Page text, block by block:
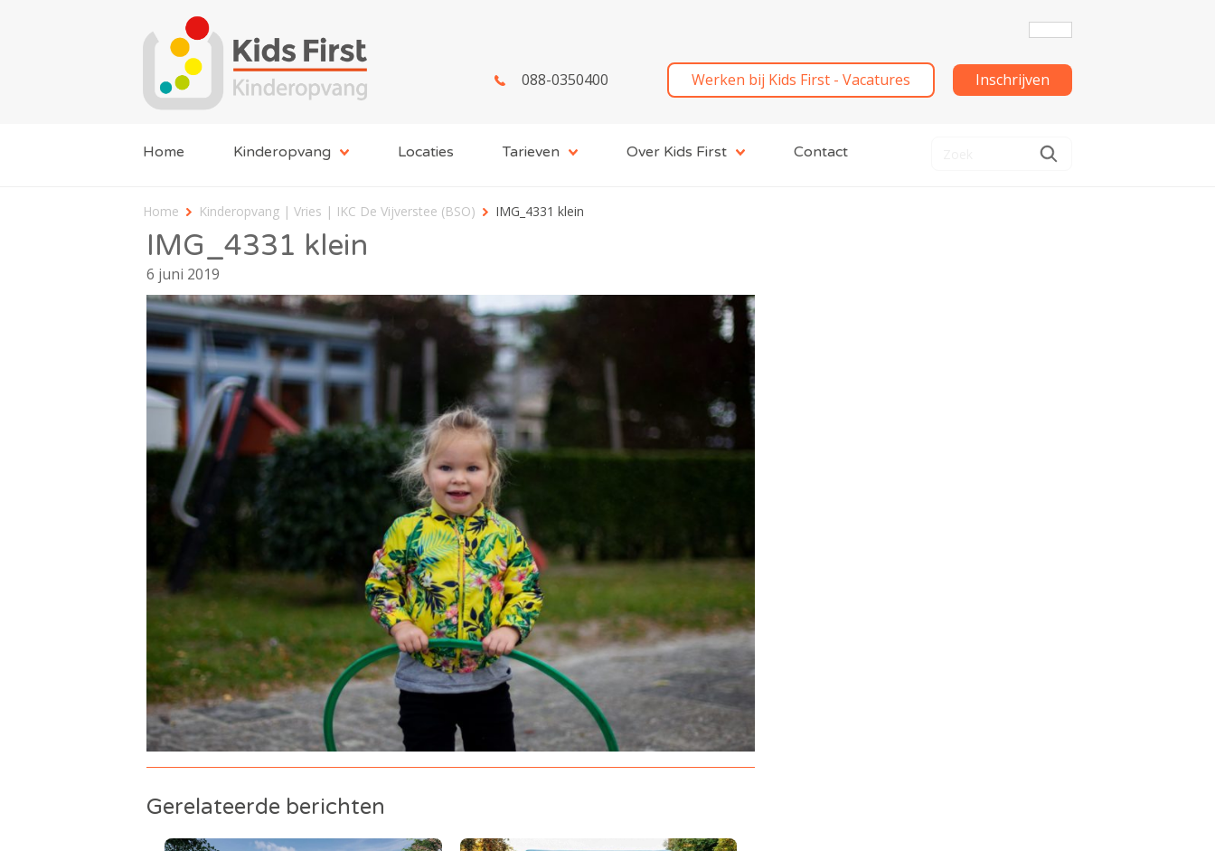
088-0350400 Werken bij Kids First - Vacatures Inschrijven
Home Kinderopvang Locaties Tarieven Over Kids First Contact
Home Kinderopvang | Vries | IKC De Vijverstee (BSO) IMG_4331 klein
IMG_4331 klein
6 juni 2019
Gerelateerde berichten